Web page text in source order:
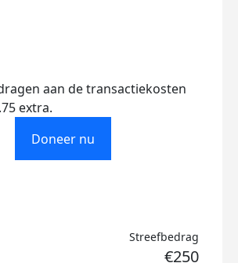
aan de transactiekosten
extra.
Doneer nu
Streefbedrag
€250